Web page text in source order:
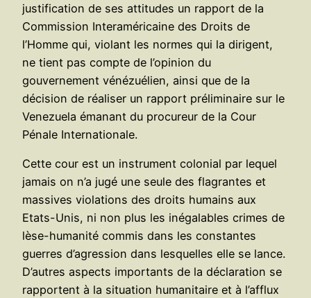
justification de ses attitudes un rapport de la
Commission Interaméricaine des Droits de
l’Homme qui, violant les normes qui la dirigent,
ne tient pas compte de l’opinion du
gouvernement vénézuélien, ainsi que de la
décision de réaliser un rapport préliminaire sur le
Venezuela émanant du procureur de la Cour
Pénale Internationale.
Cette cour est un instrument colonial par lequel
jamais on n’a jugé une seule des flagrantes et
massives violations des droits humains aux
Etats-Unis, ni non plus les inégalables crimes de
lèse-humanité commis dans les constantes
guerres d’agression dans lesquelles elle se lance.
D’autres aspects importants de la déclaration se
rapportent à la situation humanitaire et à l’afflux